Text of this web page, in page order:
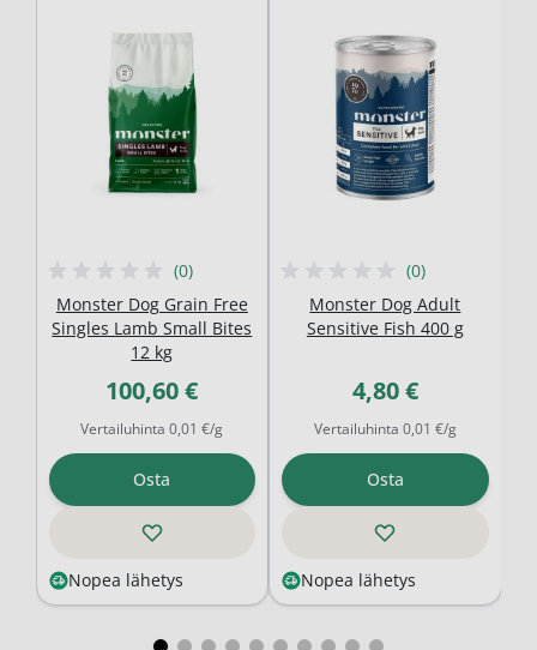
(0)
Monster Dog Grain Free
Singles Lamb Small Bites
12 kg
100,60 €
Vertailuhinta 0,01 €/g
Osta
Nopea lähetys
(0)
Monster Dog Adult
Sensitive Fish 400 g
4,80 €
Vertailuhinta 0,01 €/g
Osta
Nopea lähetys